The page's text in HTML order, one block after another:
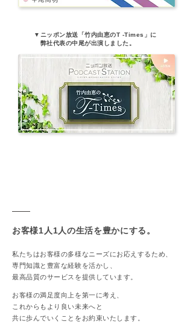
▼ニッポン放送「竹内由恵のT -Times」に
​ 弊社代表の中尾が出演しました。
お客様1人1人の​生活を豊かにする。
私たちはお客様の多様なニーズにお応えするため、
専門知識と豊富な経験を活かし、
最高品質のサービスを提供しています。
お客様の満足度向上を第一に考え、
これからもより良い未来へと
共に歩んでいくことをお約束いたします。